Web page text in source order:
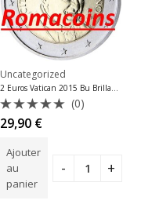
Uncategorized
2 Euros Vatican 2015 Bu Brillant Universel
Note
0
5
(0)
29,90 €
Ajouter
au
panier